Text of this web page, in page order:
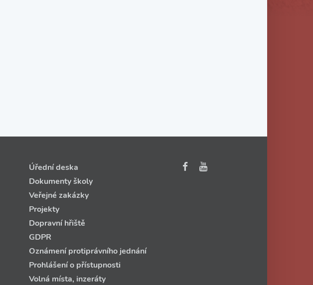
Úřední deska
Dokumenty školy
Veřejné zakázky
Projekty
Dopravní hřiště
GDPR
Oznámení protiprávního jednání
Prohlášení o přístupnosti
Volná místa, inzeráty